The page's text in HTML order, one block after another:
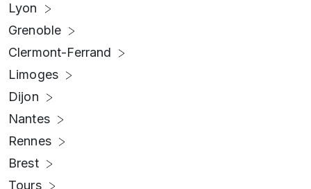
Lyon
Grenoble
Clermont-Ferrand
Limoges
Dijon
Nantes
Rennes
Brest
Tours